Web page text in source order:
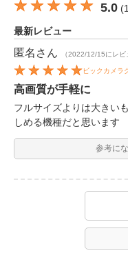
5.0 (1
最新レビュー
匿名 さん （2022/12/15にレビ
ビックカメラ
高画質が手軽に
フルサイズよりは大きい
しめる機種だと思います
参考に